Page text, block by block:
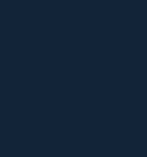
цвет и пр.)
питания